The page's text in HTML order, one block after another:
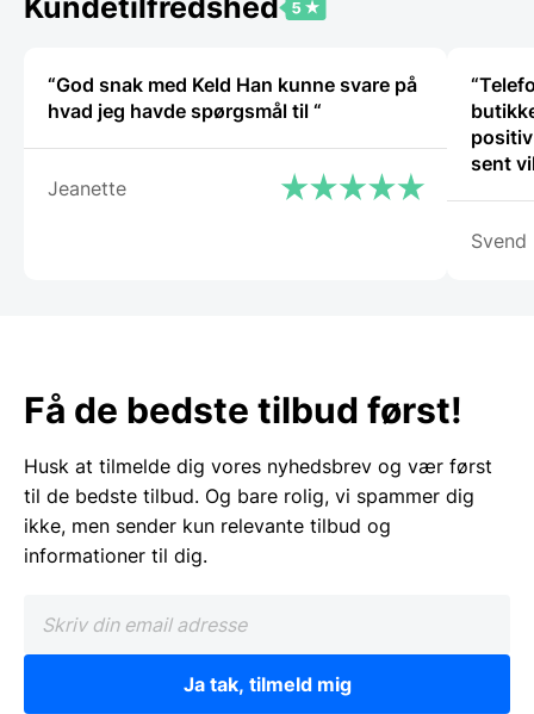
på
Kundetilfredshed
“God snak med Keld Han kunne svare på
hvad jeg havde spørgsmål til “
Jeanette
sent
Svend
Få de bedste tilbud først!
Husk at tilmelde dig vores nyhedsbrev og vær først
til de bedste tilbud. Og bare rolig, vi spammer dig
ikke, men sender kun relevante tilbud og
informationer til dig.
Ja tak, tilmeld mig